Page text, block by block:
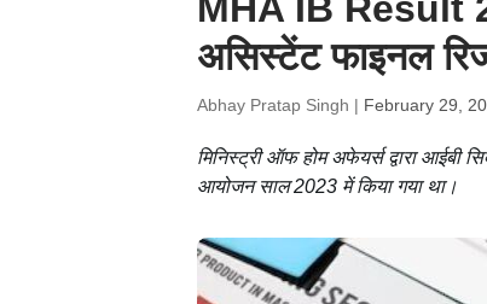
असिस्टेंट फाइनल
Abhay Pratap Singh | February 29,
मिनिस्ट्री ऑफ होम अफेयर्स द्वारा आईबी
आयोजन साल 2023 में किया गया था।